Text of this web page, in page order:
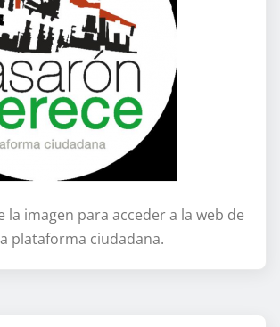
la imagen para acceder a la web de
plataforma ciudadana.